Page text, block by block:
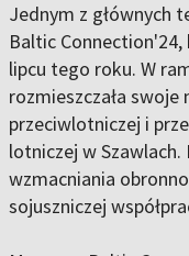
Jednym z głównych
Baltic
lipcu tego roku. W
rozmieszczała
przeciwlotniczej i
lotniczej w
wzmacniania
sojuszniczej